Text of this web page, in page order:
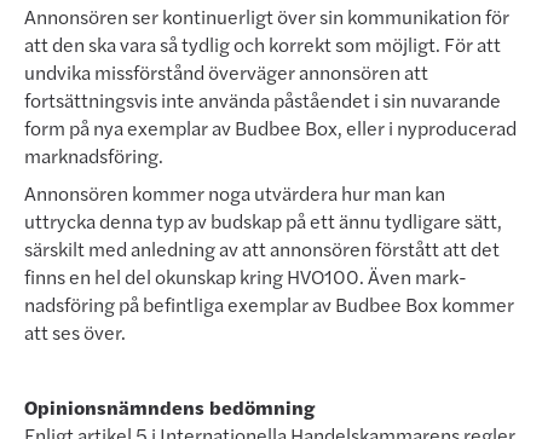
Annonsören ser kontinuerligt över sin kommunikation för
att den ska vara så tydlig och korrekt som möjligt. För att
undvika missförstånd överväger annonsören att
fortsättningsvis inte använda påståendet i sin nuvarande
form på nya exemplar av Budbee Box, eller i nyproducerad
marknadsföring.
Annonsören kommer noga utvärdera hur man kan
uttrycka denna typ av budskap på ett ännu tydligare sätt,
särskilt med anledning av att annonsören förstått att det
finns en hel del okunskap kring HVO100. Även mark­
nadsföring på befintliga exem­p­lar av Budbee Box kommer
att ses över.
Opinionsnämndens bedömning